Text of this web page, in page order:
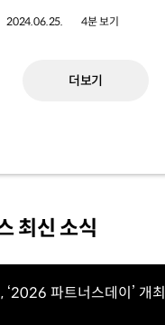
2024.06.25. 4분 보기
더보기
최신 소식
‘2026 파트너스데이’ 개최